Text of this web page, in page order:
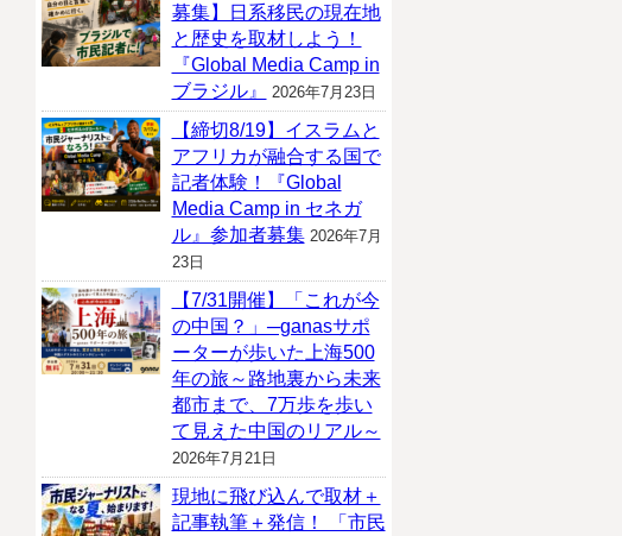
募集】日系移民の現在地
と歴史を取材しよう！
『Global Media Camp in
ブラジル』
2026年7月23日
【締切8/19】イスラムと
アフリカが融合する国で
記者体験！『Global
Media Camp in セネガ
ル』参加者募集 2026年7月
23日
【7/31開催】「これが今
の中国？」─ganasサポ
ーターが歩いた上海500
年の旅～路地裏から未来
都市まで、7万歩を歩い
て見えた中国のリアル～
2026年7月21日
現地に飛び込んで取材＋
記事執筆＋発信！ 「市民